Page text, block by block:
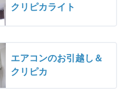
クリピカライト
エアコンのお引越し＆
クリピカ